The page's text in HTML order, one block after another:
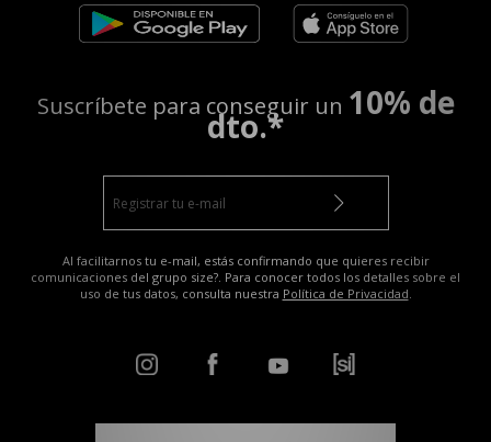
Suscríbete para conseguir un 10% de
dto.*
Al facilitarnos tu e-mail, estás confirmando que quieres recibir
comunicaciones del grupo size?. Para conocer todos los detalles sobre el
uso de tus datos, consulta nuestra Política de Privacidad.